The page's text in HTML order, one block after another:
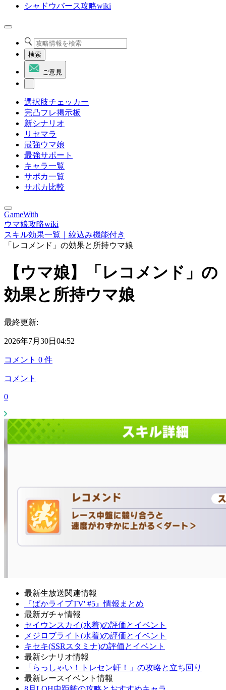
シャドウバース攻略wiki
検索
ご意見
選択肢チェッカー
完凸フレ掲示板
新シナリオ
リセマラ
最強ウマ娘
最強サポート
キャラ一覧
サポカ一覧
サポカ比較
GameWith
ウマ娘攻略wiki
スキル効果一覧｜絞込み機能付き
「レコメンド」の効果と所持ウマ娘
【ウマ娘】「レコメンド」の
効果と所持ウマ娘
最終更新:
2026年7月30日04:52
コメント 0 件
コメント
0
最新生放送関連情報
『ぱかライブTV' #5』情報まとめ
最新ガチャ情報
セイウンスカイ(水着)の評価とイベント
メジロブライト(水着)の評価とイベント
キセキ(SSRスタミナ)の評価とイベント
最新シナリオ情報
「らっしゃい！トレセン軒！」の攻略と立ち回り
最新レースイベント情報